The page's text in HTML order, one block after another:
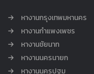
หางานกรุงเทพมหานคร
หางานกำแพงเพชร
หางานชัยนาท
หางานนครนายก
หางานนครปฐม